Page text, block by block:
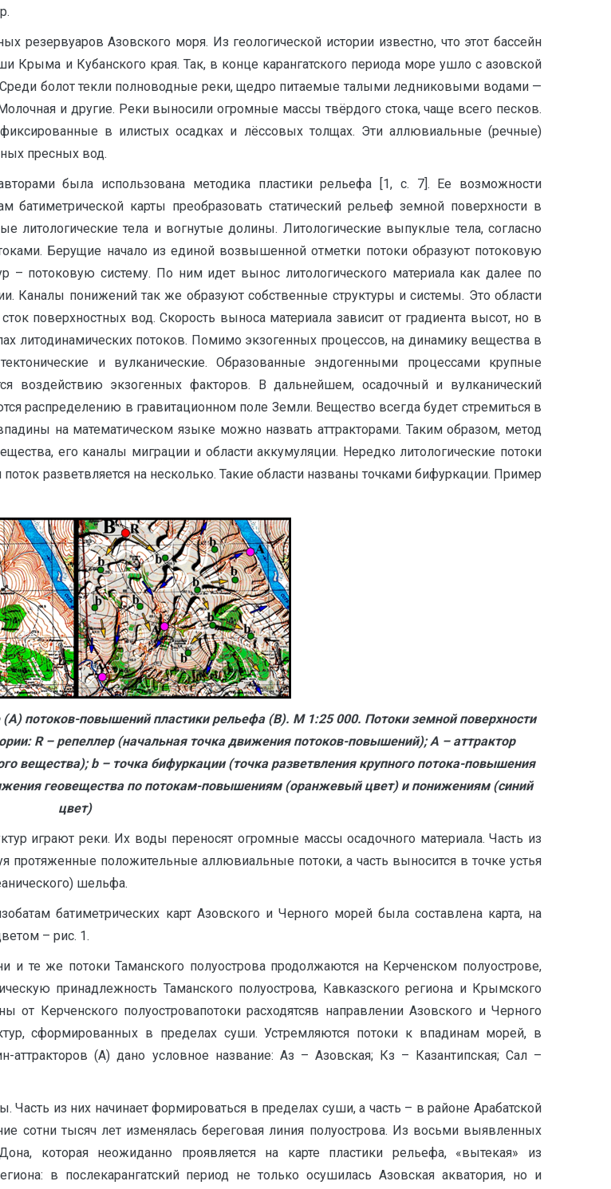
Азовского моря. Из геологической истории известно, что этот бассейн
Крыма и Кубанского края. Так, в конце карангатского периода море ушло с азовской
Среди болот текли полноводные реки, щедро питаемые талыми ледниковыми водами —
и другие. Реки выносили огромные массы твёрдого стока, чаще всего песков.
в илистых осадках и лёссовых толщах. Эти аллювиальные (речные)
пресных вод.
была использована методика пластики рельефа [1, с. 7]. Ее возможности
батиметрической карты преобразовать статический рельеф земной поверхности в
тела и вогнутые долины. Литологические выпуклые тела, согласно
Берущие начало из единой возвышенной отметки потоки образуют потоковую
– потоковую систему. По ним идет вынос литологического материала как далее по
Каналы понижений так же образуют собственные структуры и системы. Это области
поверхностных вод. Скорость выноса материала зависит от градиента высот, но в
литодинамических потоков. Помимо экзогенных процессов, на динамику вещества в
и вулканические. Образованные эндогенными процессами крупные
воздействию экзогенных факторов. В дальнейшем, осадочный и вулканический
распределению в гравитационном поле Земли. Вещество всегда будет стремиться в
на математическом языке можно назвать аттракторами. Таким образом, метод
его каналы миграции и области аккумуляции. Нередко литологические потоки
разветвляется на несколько. Такие области названы точками бифуркации. Пример
потоков-повышений пластики рельефа (В). М 1:25 000. Потоки земной поверхности
R – репеллер (начальная точка движения потоков-повышений); A – аттрактор
вещества); b – точка бифуркации (точка разветвления крупного потока-повышения
геовещества по потокам-повышениям (оранжевый цвет) и понижениям (синий
цвет)
играют реки. Их воды переносят огромные массы осадочного материала. Часть из
протяженные положительные аллювиальные потоки, а часть выносится в точке устья
шельфа.
батиметрических карт Азовского и Черного морей была составлена карта, на
– рис. 1.
и те же потоки Таманского полуострова продолжаются на Керченском полуострове,
принадлежность Таманского полуострова, Кавказского региона и Крымского
от Керченского полуостровапотоки расходятсяв направлении Азовского и Черного
сформированных в пределах суши. Устремляются потоки к впадинам морей, в
(А) дано условное название: Аз – Азовская; Кз – Казантипская; Сал –
Часть из них начинает формироваться в пределах суши, а часть – в районе Арабатской
сотни тысяч лет изменялась береговая линия полуострова. Из восьми выявленных
которая неожиданно проявляется на карте пластики рельефа, «вытекая» из
в послекарангатский период не только осушилась Азовская акватория, но и